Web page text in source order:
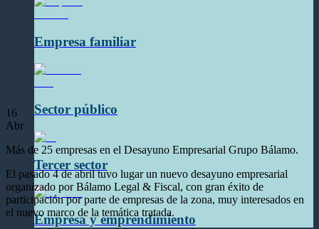
Empresa familiar
Sector público
Tercer sector
Empresa y emprendimiento
16
Abr
Más de 25 empresas en el Desayuno Empresarial Grupo Bálamo.
El pasado 4 de abril tuvo lugar un nuevo desayuno empresarial
organizado por Bálamo Legal & Fiscal, con gran éxito de
participación por parte de empresas de la zona, muy interesados en
el nuevo marco de la temática tratada.